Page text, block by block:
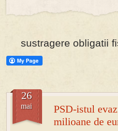
sustragere obligatii
PSD-istul
milioane de
26
mai